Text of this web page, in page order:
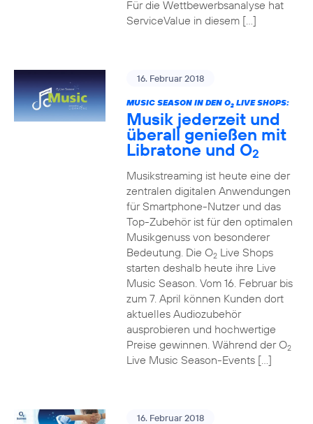
Für die Wettbewerbsanalyse hat
ServiceValue in diesem […]
16. Februar 2018
MUSIC SEASON IN DEN O2LIVE SHOPS:
Musik jederzeit und
überall genießen mit
Libratone und O2
Musikstreaming ist heute eine der
zentralen digitalen Anwendungen
für Smartphone-Nutzer und das
Top-Zubehör ist für den optimalen
Musikgenuss von besonderer
Bedeutung. Die O2Live Shops
starten deshalb heute ihre Live
Music Season. Vom 16. Februar bis
zum 7. April können Kunden dort
aktuelles Audiozubehör
ausprobieren und hochwertige
Preise gewinnen. Während der O2
Live Music Season-Events […]
16. Februar 2018